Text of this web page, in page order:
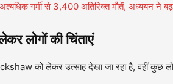
गर्मी से 3,400 अतिरिक्त मौतें, अध्ययन ने
लोगों की चिंताएं
को लेकर उत्साह देखा जा रहा है, वहीं कुछ